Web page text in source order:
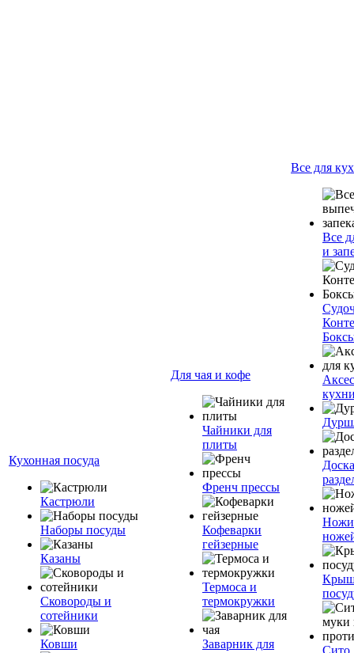
Кухонная посуда
Кастрюли
Наборы посуды
Казаны
Сковороды и
сотейники
Ковши
Для чая и кофе
Чайники для
плиты
Френч прессы
Кофеварки
гейзерные
Термоса и
термокружки
Заварник для
Все для
Все
и
Доска
Сито